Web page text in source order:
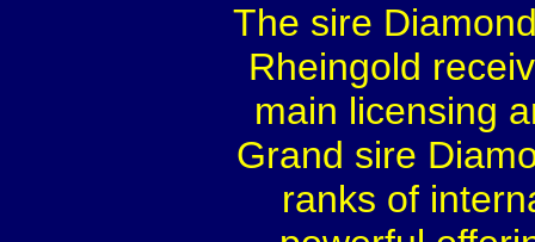
The sire
Rheingold
main licensing
Grand sire
ranks of